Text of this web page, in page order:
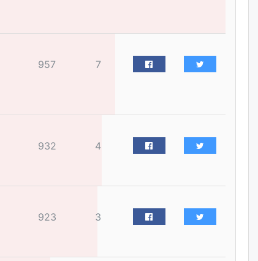
тонн АИ-92 орж иржээ
байгуулбал Тавантолгойн
метан хийн үйлдвэрлэлийн
Ханын материалд эхний
ээлжийн 6 блок орон сууцны
барилга угсралтын ажил
957 7
932 4
923 3